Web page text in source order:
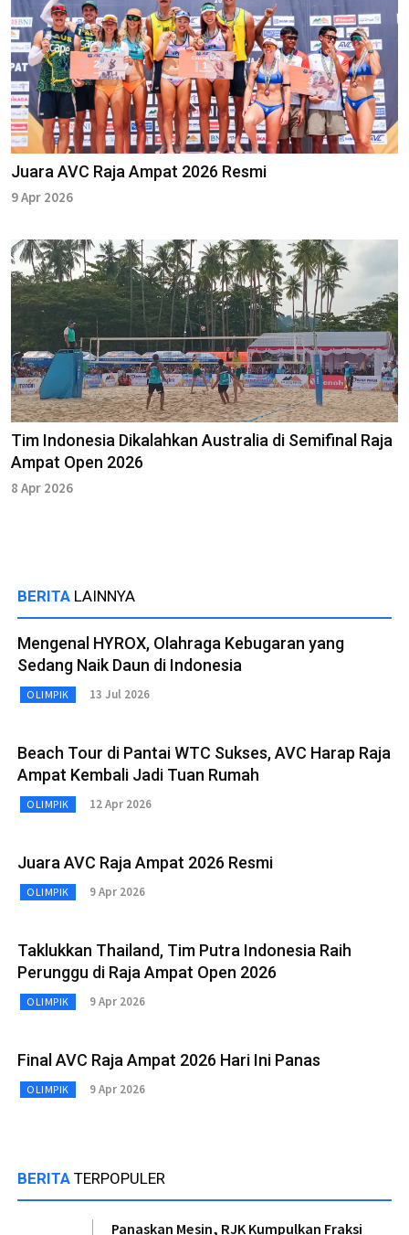
Juara AVC Raja Ampat 2026 Resmi
9 Apr 2026
Tim Indonesia Dikalahkan Australia di Semifinal Raja
Ampat Open 2026
8 Apr 2026
BERITA LAINNYA
Mengenal HYROX, Olahraga Kebugaran yang
Sedang Naik Daun di Indonesia
OLIMPIK 13 Jul 2026
Beach Tour di Pantai WTC Sukses, AVC Harap Raja
Ampat Kembali Jadi Tuan Rumah
OLIMPIK 12 Apr 2026
Juara AVC Raja Ampat 2026 Resmi
OLIMPIK 9 Apr 2026
Taklukkan Thailand, Tim Putra Indonesia Raih
Perunggu di Raja Ampat Open 2026
OLIMPIK 9 Apr 2026
Final AVC Raja Ampat 2026 Hari Ini Panas
OLIMPIK 9 Apr 2026
BERITA TERPOPULER
Panaskan Mesin, RJK Kumpulkan Fraksi